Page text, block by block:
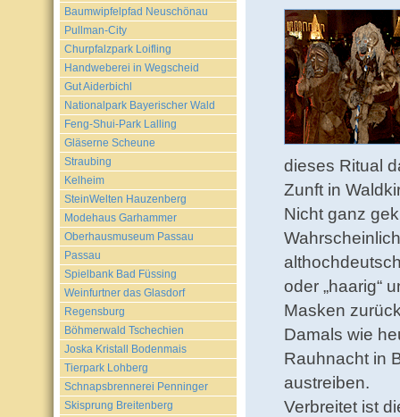
Baumwipfelpfad Neuschönau
Pullman-City
Churpfalzpark Loifling
Handweberei in Wegscheid
Gut Aiderbichl
Nationalpark Bayerischer Wald
Feng-Shui-Park Lalling
Gläserne Scheune
Straubing
Kelheim
SteinWelten Hauzenberg
Modehaus Garhammer
Oberhausmuseum Passau
Passau
Spielbank Bad Füssing
Weinfurtner das Glasdorf
Regensburg
Böhmerwald Tschechien
Joska Kristall Bodenmais
Tierpark Lohberg
Schnapsbrennerei Penninger
Skisprung Breitenberg
dieses Ritual
Zunft in
Nicht ganz
oder „haarig“
Masken
Damals wie
Rauhnacht in
austreiben.
Verbreitet ist